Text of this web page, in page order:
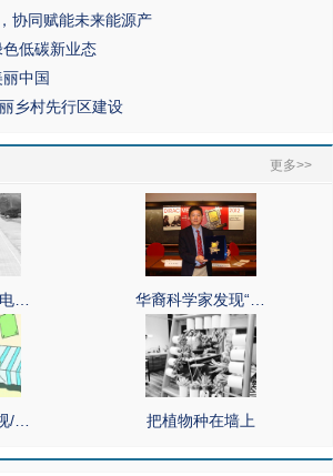
协同赋能未来能源产
低碳新业态
中国
乡村先行区建设
更多>>
… 华裔科学家发现“…
/… 把植物种在墙上